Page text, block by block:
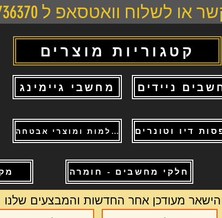
לשלוח וואטסאפ ל 0504736370
קטגוריות מוצרים
מחשבי גיימינג ניידים
מצלמות ומוצרי אבטחה
חלקי מחשבים - חומרה
מעודכן אחר החדשות והמבצעים שלנו